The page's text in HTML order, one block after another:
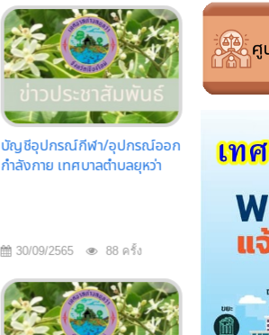
บัญชีอุปกรณ์กีฬา/อุปกรณ์ออก
กำลังกาย เทศบาลตำบลยุหว่า
30/09/2565 88 ครั้ง